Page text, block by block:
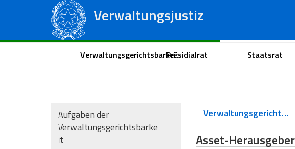
Verwaltungsjustiz
Regionale Verwaltungsgerichte
Portal des Bürgers
VerwaltungsgerichtsbarkeitPräsidialrat Staatsrat
Aufgaben der
Verwaltungsgerichtsbarke
it
Verwaltungsgerichtsbarkeit
Asset-Herausgeber